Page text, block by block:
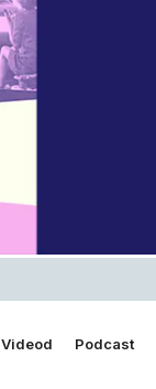
Videod Podcast